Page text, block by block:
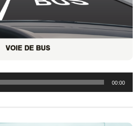
00:00